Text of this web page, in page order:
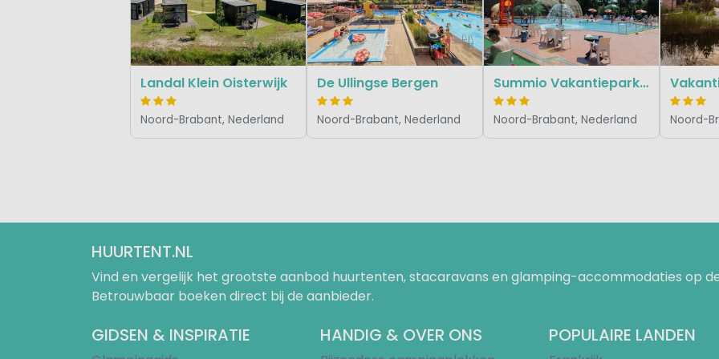
Landal Klein Oisterwijk
Noord-Brabant, Nederland
De Ullingse Bergen
Noord-Brabant, Nederland
Summio Vakantiepark Herperduin
Noord-Brabant, Nederland Noord-
HUURTENT.NL
Vind en vergelijk het grootste aanbod huurtenten, stacaravans en glamping-accommodaties op
Betrouwbaar boeken direct bij de aanbieder.
GIDSEN & INSPIRATIE HANDIG & OVER ONS POPULAIRE LANDEN